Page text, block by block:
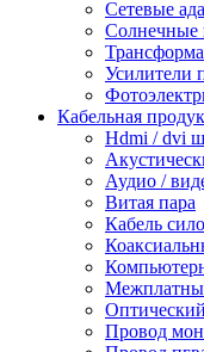
Сетевые
Солнечные
Усилители
Кабельная
Hdmi / dvi
Аудио /
Витая пара
Кабель
Провод